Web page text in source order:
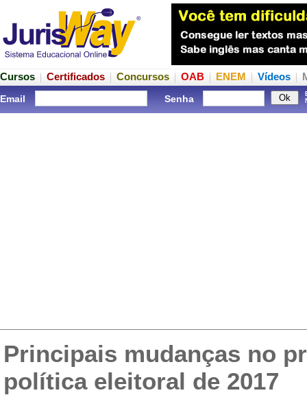
Cursos Certificados Concursos OAB ENEM Vídeos
Email Senha
Principais mudanças no
política eleitoral de 2017